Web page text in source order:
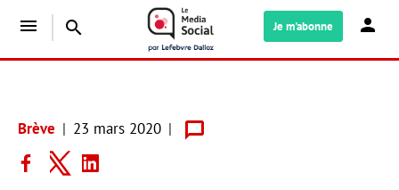
menu search Je m'abonne
Brève 23 mars 2020